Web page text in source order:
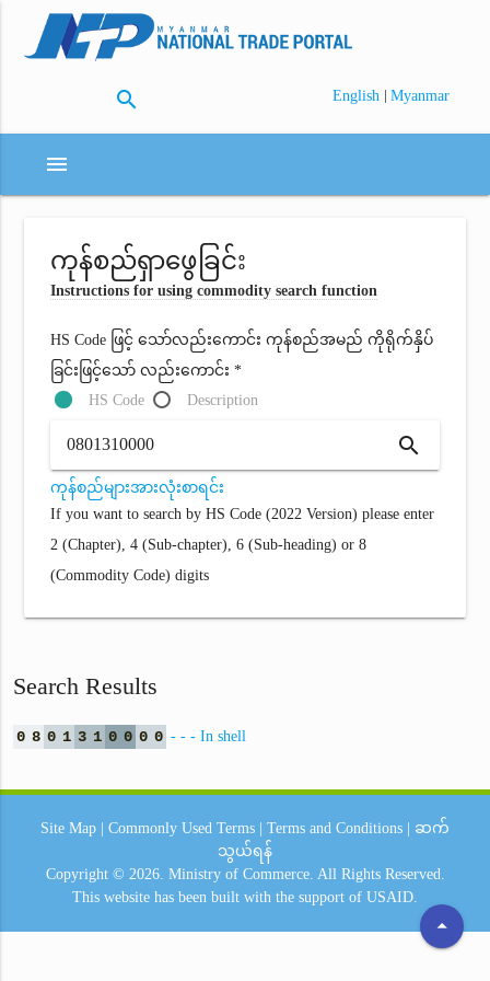
search English | Myanmar
menu
ကုန်စည်ရှာဖွေခြင်း
Instructions for using commodity search function
HS Code ဖြင့် သော်လည်းကောင်း ကုန်စည်အမည် ကိုရိုက်နှိပ်
ခြင်းဖြင့်သော် လည်းကောင်း *
HS Code
Description
search
ကုန်စည်များအားလုံးစာရင်း
If you want to search by HS Code (2022 Version) please enter
2 (Chapter), 4 (Sub-chapter), 6 (Sub-heading) or 8
(Commodity Code) digits
Search Results
0 8 0 1 3 1 0 0 0 0 - - - In shell
arrow_drop_up
Site Map Commonly Used Terms Terms and Conditions
ဆက်
သွယ်ရန်
Copyright © 2026. Ministry of Commerce. All Rights Reserved.
This website has been built with the support of USAID.